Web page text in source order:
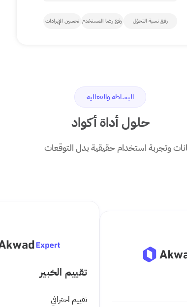
رفع نسبة التحوّل رفع رضا المستخدم تحسين الإيرادات
البساطة والفعالية
حلول أداة أكواد
وتجربة استخدام حقيقية بدل التوقعات
تقييم الخبير
تقييم احترافي